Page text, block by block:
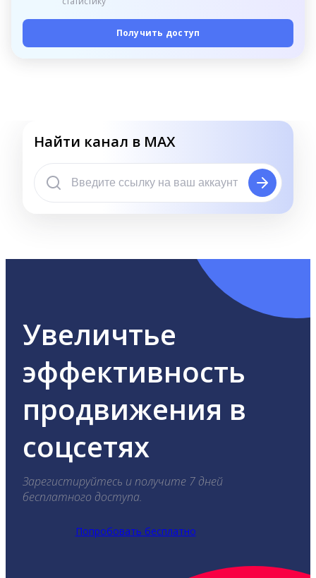
Получить доступ
Найти канал в MAX
Увеличтье
эффективность
продвижения в
соцсетях
Зарегистируйтесь и получите 7 дней
бесплатного доступа.
Попробовать бесплатно